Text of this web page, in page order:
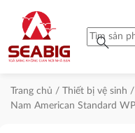
search
Trang chủ / Thiết bị vệ sinh /
Nam American Standard